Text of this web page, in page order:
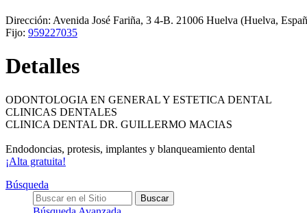
Dirección: Avenida José Fariña, 3 4-B. 21006 Huelva (Huelva,
Fijo: 959227035
Detalles
ODONTOLOGIA EN GENERAL Y ESTETICA DENTAL
CLINICAS DENTALES
CLINICA DENTAL DR. GUILLERMO MACIAS
Endodoncias, protesis, implantes y blanqueamiento dental
¡Alta gratuita!
Búsqueda